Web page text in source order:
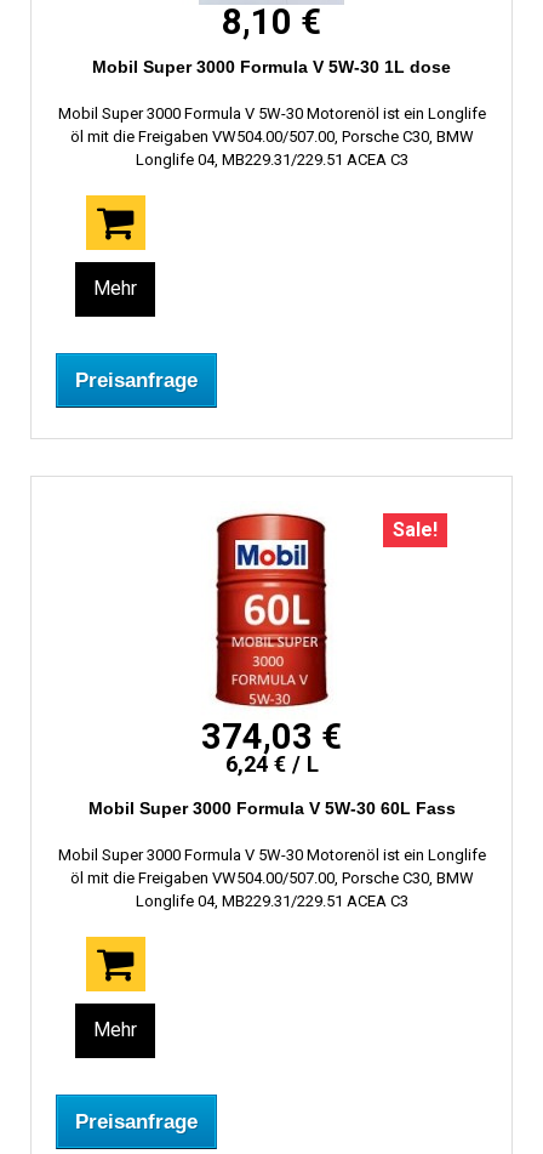
8,10 €
Mobil Super 3000 Formula V 5W-30 1L dose
Mobil Super 3000 Formula V 5W-30 Motorenöl ist ein Longlife
öl mit die Freigaben VW504.00/507.00, Porsche C30, BMW
Longlife 04, MB229.31/229.51 ACEA C3
Mehr
Preisanfrage
Sale!
374,03 €
6,24 € / L
Mobil Super 3000 Formula V 5W-30 60L Fass
Mobil Super 3000 Formula V 5W-30 Motorenöl ist ein Longlife
öl mit die Freigaben VW504.00/507.00, Porsche C30, BMW
Longlife 04, MB229.31/229.51 ACEA C3
Mehr
Preisanfrage